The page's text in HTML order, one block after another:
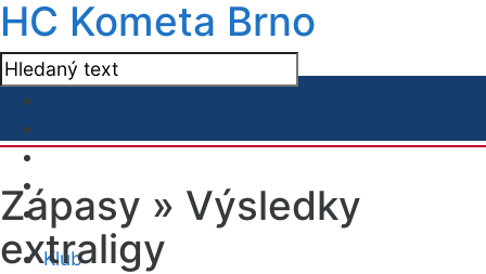
HC Kometa Brno
Klub
Zápasy » Výsledky
extraligy